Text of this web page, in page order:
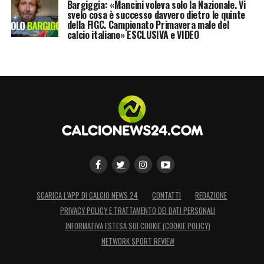
Bargiggia: «Mancini voleva solo la Nazionale. Vi
svelo cosa è successo davvero dietro le quinte
della FIGC. Campionato Primavera male del
calcio italiano» ESCLUSIVA e VIDEO
SCARICA L’APP DI CALCIO NEWS 24 CONTATTI
REDAZIONE
PRIVACY POLICY E TRATTAMENTO DEI DATI PERSONALI
INFORMATIVA ESTESA SUI COOKIE (COOKIE POLICY)
NETWORK SPORT REVIEW